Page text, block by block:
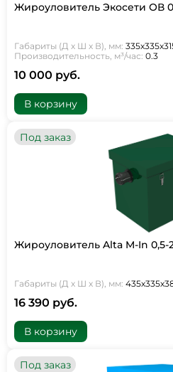
Жироуловитель Экосети ОВ
Габариты (Д х Ш х В), мм:
Производительность, м³/час: 0.3
10 000 руб.
В корзину
Под заказ
Жироуловитель Alta M-In 0,5-
Габариты (Д х Ш х В), мм:
16 390 руб.
В корзину
Под заказ